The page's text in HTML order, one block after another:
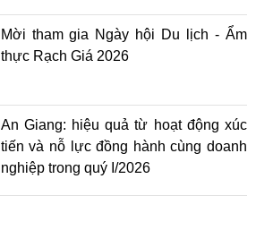
Mời tham gia Ngày hội Du lịch - Ẩm
thực Rạch Giá 2026
An Giang: hiệu quả từ hoạt động xúc
tiến và nỗ lực đồng hành cùng doanh
nghiệp trong quý I/2026